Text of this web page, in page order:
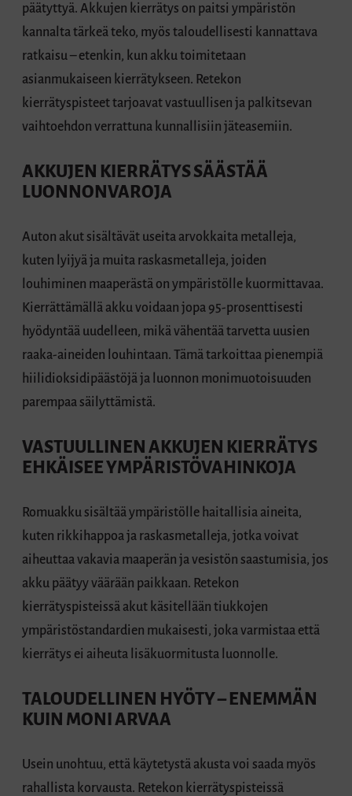
päätyttyä. Akkujen kierrätys on paitsi ympäristön
kannalta tärkeä teko, myös taloudellisesti kannattava
ratkaisu – etenkin, kun akku toimitetaan
asianmukaiseen kierrätykseen. Retekon
kierrätyspisteet tarjoavat vastuullisen ja palkitsevan
vaihtoehdon verrattuna kunnallisiin jäteasemiin.
AKKUJEN KIERRÄTYS SÄÄSTÄÄ
LUONNONVAROJA
Auton akut sisältävät useita arvokkaita metalleja,
kuten lyijyä ja muita raskasmetalleja, joiden
louhiminen maaperästä on ympäristölle kuormittavaa.
Kierrättämällä akku voidaan jopa 95-prosenttisesti
hyödyntää uudelleen, mikä vähentää tarvetta uusien
raaka-aineiden louhintaan. Tämä tarkoittaa pienempiä
hiilidioksidipäästöjä ja luonnon monimuotoisuuden
parempaa säilyttämistä.
VASTUULLINEN AKKUJEN KIERRÄTYS
EHKÄISEE YMPÄRISTÖVAHINKOJA
Romuakku sisältää ympäristölle haitallisia aineita,
kuten rikkihappoa ja raskasmetalleja, jotka voivat
aiheuttaa vakavia maaperän ja vesistön saastumisia, jos
akku päätyy väärään paikkaan. Retekon
kierrätyspisteissä akut käsitellään tiukkojen
ympäristöstandardien mukaisesti, joka varmistaa että
kierrätys ei aiheuta lisäkuormitusta luonnolle.
TALOUDELLINEN HYÖTY – ENEMMÄN
KUIN MONI ARVAA
Usein unohtuu, että käytetystä akusta voi saada myös
rahallista korvausta. Retekon kierrätyspisteissä